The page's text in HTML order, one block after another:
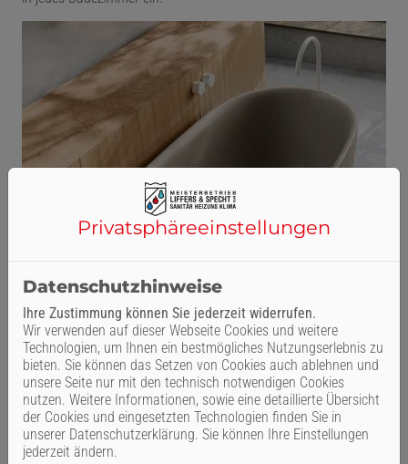
Privatsphäre­einstellungen
Datenschutzhinweise
Ihre Zustimmung können Sie jederzeit widerrufen.
Wir verwenden auf dieser Webseite Cookies und weitere
Technologien, um Ihnen ein bestmögliches Nutzungserlebnis zu
bieten. Sie können das Setzen von Cookies auch ablehnen und
unsere Seite nur mit den technisch notwendigen Cookies
nutzen. Weitere Informationen, sowie eine detaillierte Übersicht
der Cookies und eingesetzten Technologien finden Sie in
unserer Datenschutzerklärung. Sie können Ihre Einstellungen
jederzeit ändern.